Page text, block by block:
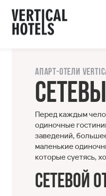
Апарт-отели
Перед каждым
одиночные
заведений,
маленькие
которые суетясь,
Сетевой
с сайтом.